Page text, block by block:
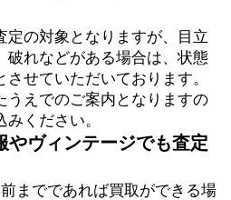
定の対象となりますが、目立
破れなどがある場合は、状態
せていただいております。
うえでのご案内となりますの
ください。
やヴィンテージでも査定
までであれば買取ができる場